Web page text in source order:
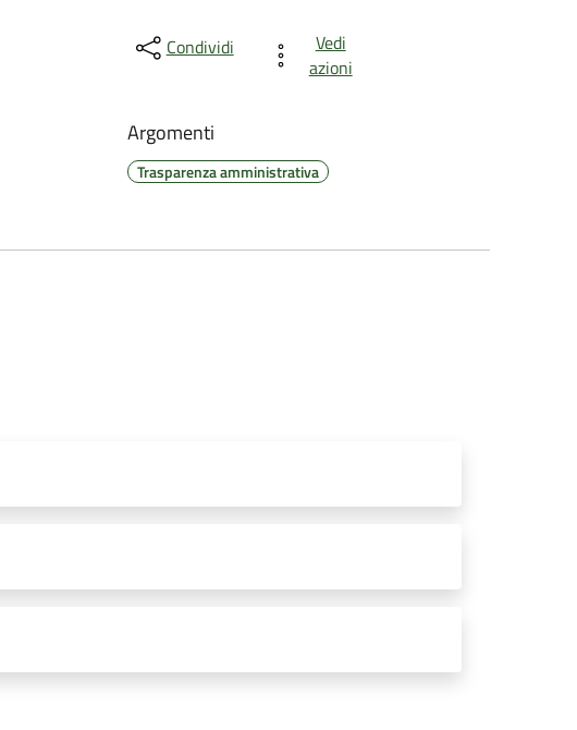
Condividi
Vedi
azioni
Argomenti
Trasparenza amministrativa